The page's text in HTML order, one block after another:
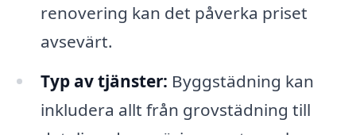
renovering kan det påverka priset
avsevärt.
Typ av tjänster: Byggstädning kan
inkludera allt från grovstädning till